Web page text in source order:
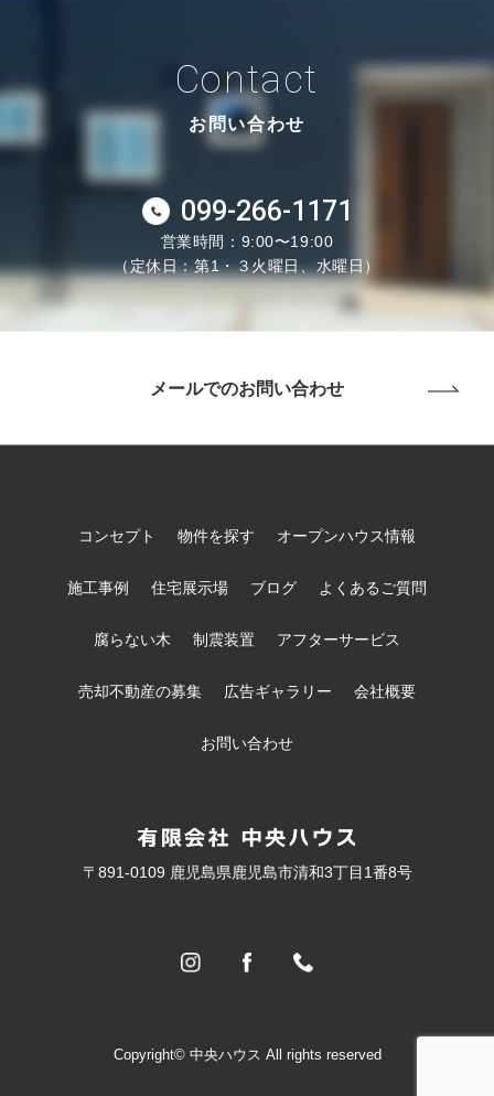
Contact
お問い合わせ
099-266-1171
営業時間：9:00〜19:00
（定休日：第1・３火曜日、水曜日）
メールでのお問い合わせ
コンセプト 物件を探す オープンハウス情報
施工事例 住宅展示場 ブログ よくあるご質問
腐らない木 制震装置 アフターサービス
売却不動産の募集 広告ギャラリー 会社概要
お問い合わせ
〒891-0109 鹿児島県鹿児島市清和3丁目1番8号
Copyright© 中央ハウス All rights reserved